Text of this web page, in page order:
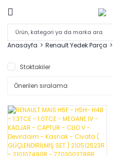
Anasayfa Renault Yedek Parça
Stoktakiler